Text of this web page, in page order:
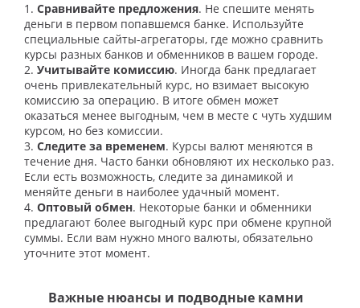
1. Сравнивайте предложения. Не спешите менять
деньги в первом попавшемся банке. Используйте
специальные сайты-агрегаторы, где можно сравнить
курсы разных банков и обменников в вашем городе.
2. Учитывайте комиссию. Иногда банк предлагает
очень привлекательный курс, но взимает высокую
комиссию за операцию. В итоге обмен может
оказаться менее выгодным, чем в месте с чуть худшим
курсом, но без комиссии.
3. Следите за временем. Курсы валют меняются в
течение дня. Часто банки обновляют их несколько раз.
Если есть возможность, следите за динамикой и
меняйте деньги в наиболее удачный момент.
4. Оптовый обмен. Некоторые банки и обменники
предлагают более выгодный курс при обмене крупной
суммы. Если вам нужно много валюты, обязательно
уточните этот момент.
Важные нюансы и подводные камни